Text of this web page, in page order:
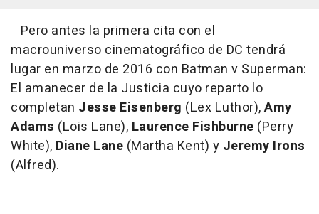
Pero antes la primera cita con el
macrouniverso cinematográfico de DC tendrá
lugar en marzo de 2016 con Batman v Superman:
El amanecer de la Justicia cuyo reparto lo
completan Jesse Eisenberg (Lex Luthor),Amy
Adams (Lois Lane), Laurence Fishburne (Perry
White), Diane Lane (Martha Kent) y Jeremy Irons
(Alfred).